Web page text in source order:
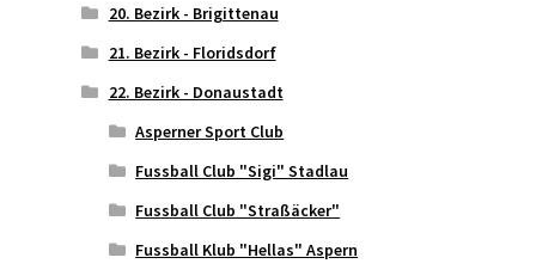
20. Bezirk - Brigittenau
21. Bezirk - Floridsdorf
22. Bezirk - Donaustadt
Asperner Sport Club
Fussball Club "Sigi" Stadlau
Fussball Club "Straßäcker"
Fussball Klub "Hellas" Aspern